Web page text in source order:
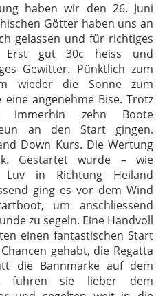
haben wir den 26. Juni
Götter haben uns an
gelassen und für richtiges
Erst gut 30c heiss und
Gewitter. Pünktlich zum
wieder die Sonne zum
angenehme Bise. Trotz
immerhin zehn Boote
an den Start gingen.
Down Kurs. Die Wertung
Gestartet wurde – wie
in Richtung Heiland
ging es vor dem Wind
um anschliessend
zu segeln. Eine Handvoll
einen fantastischen Start
gehabt, die Regatta
die Bannmarke auf dem
fuhren sie lieber dem